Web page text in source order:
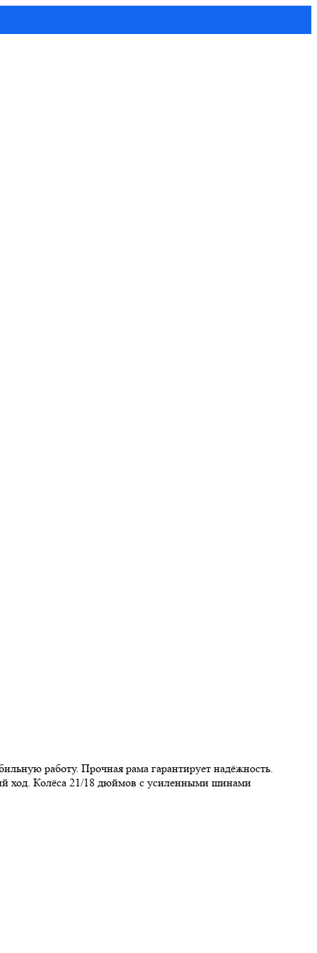
работу. Прочная рама гарантирует надёжность.
ход. Колёса 21/18 дюймов с усиленными шинами